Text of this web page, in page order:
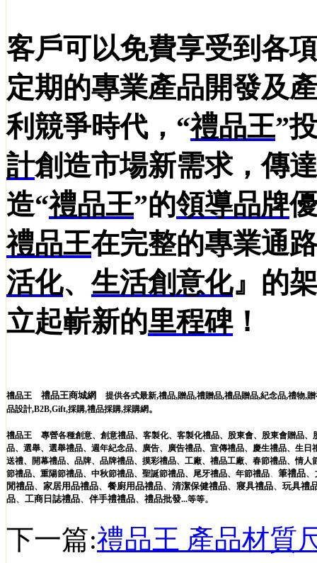
客戶可以免費享受到各
定期的專業產品開發及
利競爭時代，“禮品王”
計創造市場新需求，傳達
造“禮品王”的領導品牌
禮品王在完整的專業通
活化、生活創意化』的
立起嶄新的里程碑！
禮品王 禮品王商城網 提供各式最新,禮品,贈品,禮贈品,禮品贈品,紀念品,禮物,
品設計,B2B,Gift,採購,禮品採購,採購網。
禮品王 專營各種創意、 創意禮品、 客製化、 客製化禮品、 股東會、 股東會贈品、
品、 選舉、 選舉禮品、 週年紀念品、 廣告、 廣告禮品、 宣傳禮品、 慶生禮品、 生日
送禮、 開幕禮品、 品牌、 品牌禮品、 摸彩禮品、 工廠、 禮品工廠、 春節禮品、情人
節禮品、 重陽節禮品、 中秋節禮品、 聖誕節禮品、 尾牙禮品、 年節禮品、 筆禮品、
閒禮品、 家居用品禮品、 餐廚用品禮品、 清潔保健禮品、 寢具禮品、 玩具禮
品、 工商日誌禮品、 伴手禮禮品、 禮品批發...等等。
下一篇:禮品王 產品材質